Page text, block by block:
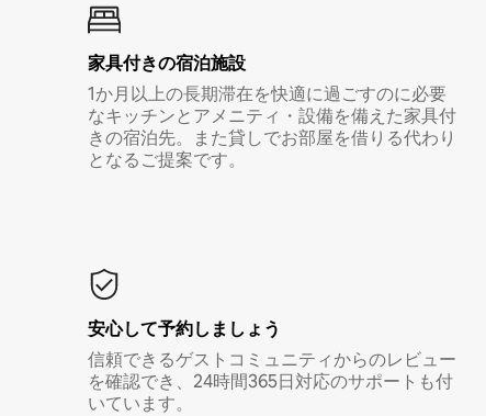
家具付き⁠の宿⁠泊⁠施⁠設
1か月以上の長期滞在を快適に過ごすのに必要
なキッチンとアメニティ・設備を備えた家具付
きの宿泊先。また貸しでお部屋を借りる代わり
となるご提案です。
安心して予約しましょう
信頼できるゲストコミュニティからのレビュー
を確認でき、24時間365日対応のサポートも付
いています。